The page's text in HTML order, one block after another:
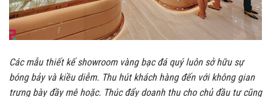
Các mẫu thiết kế showroom vàng bạc đá quý luôn sở hữu sự
bóng bảy và kiều diễm. Thu hút khách hàng đến với không gian
trưng bày đầy mê hoặc. Thúc đẩy doanh thu cho chủ đầu tư cũng